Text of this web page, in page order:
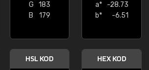
G
183
B
179
a*
-28.73
b*
-6.51
HSL KOD HEX KOD